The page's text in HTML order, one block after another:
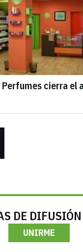
cierra el
DE
UNIRME